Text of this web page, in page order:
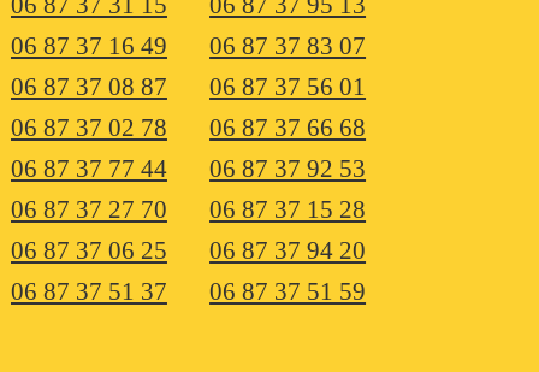
06 87 37 16 49
06 87 37 83 07
06 87 37 08 87
06 87 37 56 01
06 87 37 02 78
06 87 37 66 68
06 87 37 77 44
06 87 37 92 53
06 87 37 27 70
06 87 37 15 28
06 87 37 06 25
06 87 37 94 20
06 87 37 51 37
06 87 37 51 59